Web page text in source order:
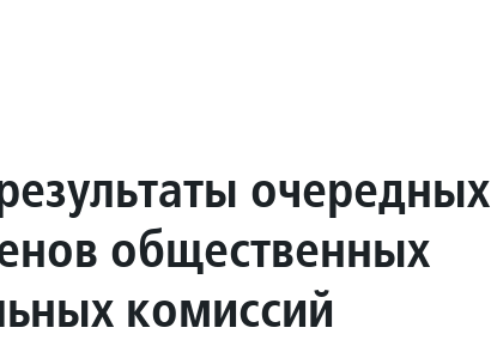
очередных
общественных
комиссий